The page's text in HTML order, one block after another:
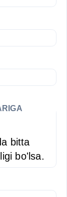
bitta
bo'lsa.